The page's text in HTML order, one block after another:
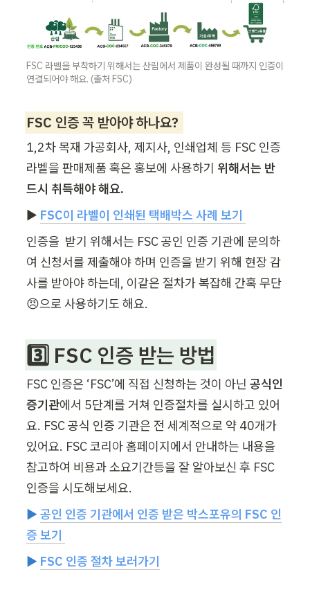
FSC 라벨을 부착하기 위해서는 산림에서 제품이 완성될 때까지 인증이
연결되어야 해요. (출처 FSC)
FSC 인증 꼭 받아야 하나요?
1,2차 목재 가공회사, 제지사, 인쇄업체 등 FSC 인증
라벨을 판매제품 혹은 홍보에 사용하기 위해서는 반
드시 취득해야 해요.
▶️ FSC이 라벨이 인쇄된 택배박스 사례 보기
인증을  받기 위해서는 FSC 공인 인증 기관에 문의하
여 신청서를 제출해야 하며 인증을 받기 위해 현장 감
사를 받아야 하는데, 이같은 절차가 복잡해 간혹 무단
😠으로 사용하기도 해요.
3️⃣ FSC 인증 받는 방법
FSC 인증은 ‘FSC’에 직접 신청하는 것이 아닌 공식인
증기관에서 5단계를 거쳐 인증절차를 실시하고 있어
요. FSC 공식 인증 기관은 전 세계적으로 약 40개가
있어요. FSC 코리아 홈페이지에서 안내하는 내용을
참고하여 비용과 소요기간등을 잘 알아보신 후 FSC
인증을 시도해보세요.
▶️ 공인 인증 기관에서 인증 받은 박스포유의 FSC 인
증 보기
▶️ FSC 인증 절차 보러가기